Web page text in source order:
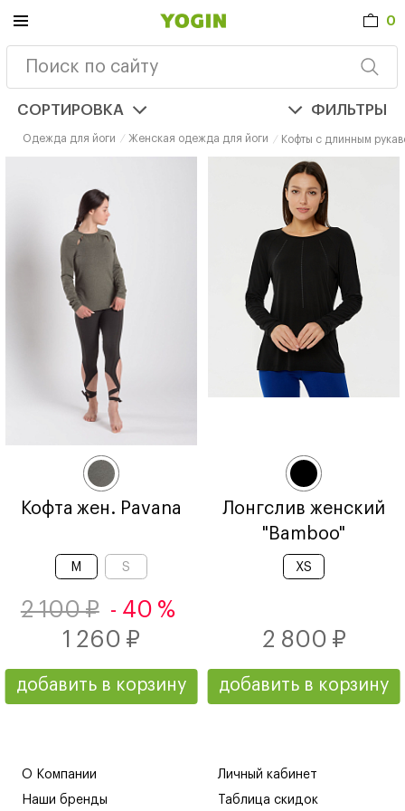
0
Одежда для йоги Женская одежда для йоги Кофты с длинным
СОРТИРОВКА ФИЛЬТРЫ
Кофта жен. Pavana
2 100 ₽ - 40 %
1 260 ₽
M S
добавить в корзину
Лонгслив женский
"Bamboo"
2 800 ₽
XS
добавить в корзину
О Компании
Наши бренды
Личный кабинет
Таблица скидок